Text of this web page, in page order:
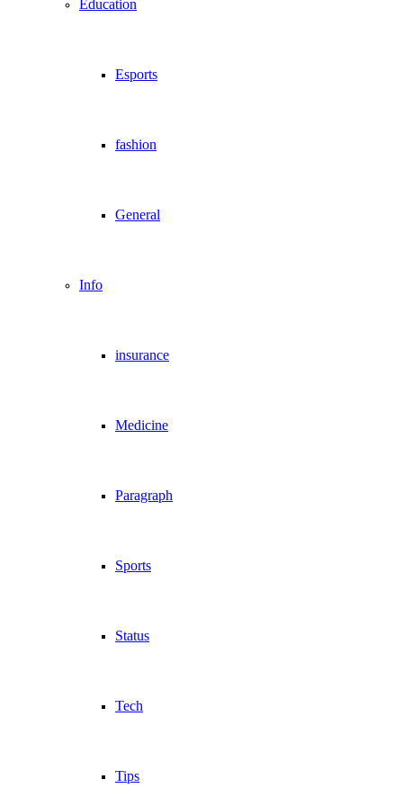
Education
Esports
fashion
General
Info
insurance
Medicine
Paragraph
Sports
Status
Tech
Tips